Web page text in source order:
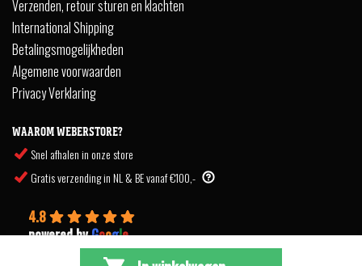
Verzenden, retour sturen en klachten
International Shipping
Betalingsmogelijkheden
Algemene voorwaarden
Privacy Verklaring
WAAROM WEBERSTORE?
Snel afhalen in onze store
Gratis verzending in NL & BE vanaf €100,-
4.8
powered byGoogle